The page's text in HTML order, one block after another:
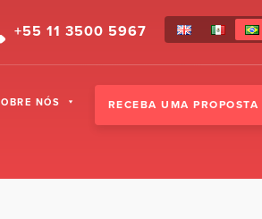
+55 11 3500 5967
NÓS RECEBA UMA PROPOSTA